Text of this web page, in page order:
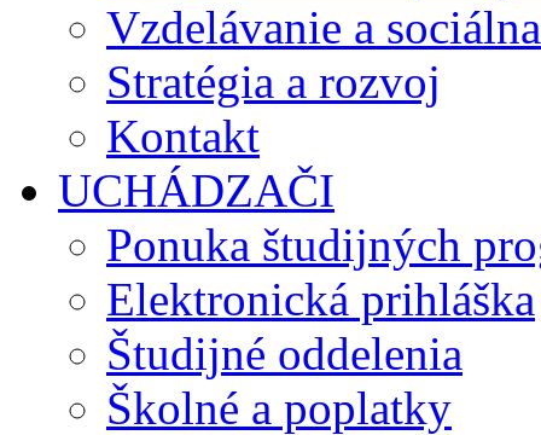
Vzdelávanie a
Stratégia a rozvoj
Kontakt
UCHÁDZAČI
Ponuka študijných
Elektronická prihláška
Študijné oddelenia
Školné a poplatky